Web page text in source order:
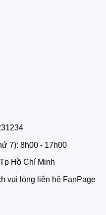
7): 8h00 - 17h00
Hồ Chí Minh
vui lòng liên hệ FanPage